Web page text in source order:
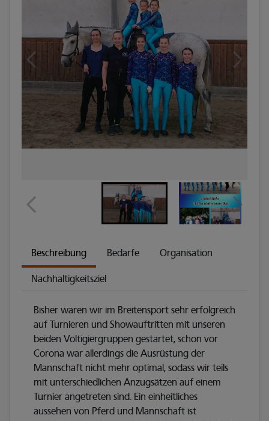
Beschreibung Bedarfe Organisation
Nachhaltigkeitsziel
Bisher waren wir im Breitensport sehr erfolgreich
auf Turnieren und Showauftritten mit unseren
beiden Voltigiergruppen gestartet, schon vor
Corona war allerdings die Ausrüstung der
Mannschaft nicht mehr optimal, sodass wir teils
mit unterschiedlichen Anzugsätzen auf einem
Turnier angetreten sind. Ein einheitliches
aussehen von Pferd und Mannschaft ist